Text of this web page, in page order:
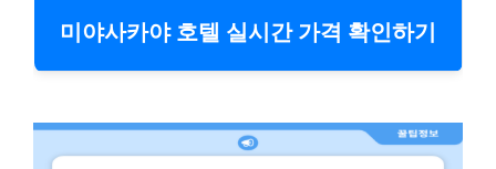
미야사카야 호텔 실시간 가격 확인하기